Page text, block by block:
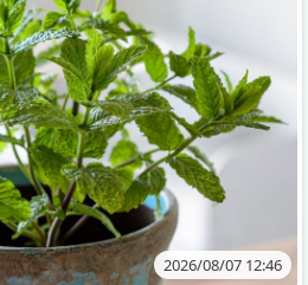
2026/08/07 12:46